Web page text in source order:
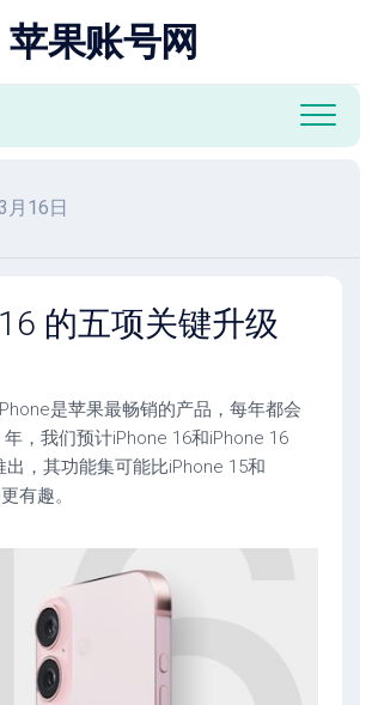
苹果账号网
月16日
的五项关键升级
是苹果最畅销的产品，每年都会
，我们预计iPhone 16和iPhone 16
出，其功能集可能比iPhone 15和
有趣。